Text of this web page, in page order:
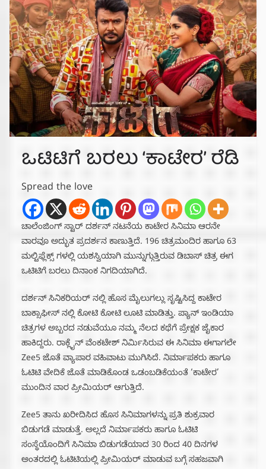
ಒಟಿಟಿಗೆ ಬರಲು ‘ಕಾಟೇರ’ ರೆಡಿ
Spread the love
ಚಾಲೆಂಜಿಂಗ್ ಸ್ಟಾರ್ ದರ್ಶನ್ ನಟನೆಯ ಕಾಟೇರ ಸಿನಿಮಾ ಆರನೇ
ವಾರವೂ ಅದ್ಭುತ ಪ್ರದರ್ಶನ ಕಾಣುತ್ತಿದೆ. 196 ಚಿತ್ರಮಂದಿರ ಹಾಗೂ 63
ಮಲ್ಟಿಫ್ಲೆಕ್ಸ್ ಗಳಲ್ಲಿ ಯಶಸ್ವಿಯಾಗಿ ಮುನ್ನುಗ್ಗುತ್ತಿರುವ ಡಿಬಾಸ್ ಚಿತ್ರ ಈಗ
ಒಟಿಟಿಗೆ ಬರಲು ದಿನಾಂಕ ನಿಗದಿಯಾಗಿದೆ.
ದರ್ಶನ್ ಸಿನಿಕರಿಯರ್ ನಲ್ಲಿ ಹೊಸ ಮೈಲುಗಲ್ಲು ಸೃಷ್ಟಿಸಿದ್ದ ಕಾಟೇರ
ಬಾಕ್ಸಾಫೀಸ್ ನಲ್ಲಿ ಕೋಟಿ ಕೋಟಿ ಲೂಟಿ ಮಾಡಿತ್ತು. ಪ್ಯಾನ್ ಇಂಡಿಯಾ
ಚಿತ್ರಗಳ ಅಬ್ಬರದ ನಡುವೆಯೂ ನಮ್ಮ ನೆಲದ ಕಥೆಗೆ ಪ್ರೇಕ್ಷಕ ಜೈಕಾರ
ಹಾಕಿದ್ದರು. ರಾಕ್ಲೈನ್ ವೆಂಕಟೇಶ್ ನಿರ್ಮಿಸಿರುವ ಈ ಸಿನಿಮಾ ಈಗಾಗಲೇ
Zee5 ಜೊತೆ ವ್ಯಾಪಾರ ವಹಿವಾಟು ಮುಗಿಸಿದೆ. ನಿರ್ಮಾಪಕರು ಹಾಗೂ
ಓಟಿಟಿ ವೇದಿಕೆ ಜೊತೆ ಮಾಡಿಕೊಂಡ ಒಡಂಬಡಿಕೆಯಂತೆ ‘ಕಾಟೇರ’
ಮುಂದಿನ ವಾರ ಪ್ರೀಮಿಯರ್ ಆಗುತ್ತಿದೆ.
Zee5 ತಾನು ಖರೀದಿಸಿದ ಹೊಸ ಸಿನಿಮಾಗಳನ್ನು ಪ್ರತಿ ಶುಕ್ರವಾರ
ಬಿಡುಗಡೆ ಮಾಡುತ್ತೆ. ಅಲ್ಲದೆ ನಿರ್ಮಾಪಕರು ಹಾಗೂ ಓಟಿಟಿ
ಸಂಸ್ಥೆಯೊಂದಿಗೆ ಸಿನಿಮಾ ಬಿಡುಗಡೆಯಾದ 30 ರಿಂದ 40 ದಿನಗಳ
ಅಂತರದಲ್ಲಿ ಓಟಿಟಿಯಲ್ಲಿ ಪ್ರೀಮಿಯರ್ ಮಾಡುವ ಬಗ್ಗೆ ಸಹಜವಾಗಿ